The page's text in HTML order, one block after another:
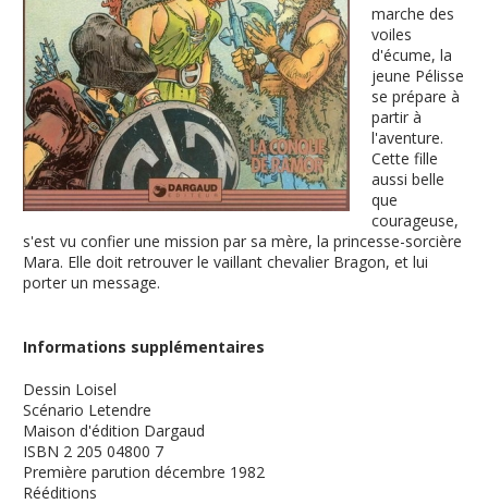
marche des
voiles
d'écume, la
jeune Pélisse
se prépare à
partir à
l'aventure.
Cette fille
aussi belle
que
courageuse,
s'est vu confier une mission par sa mère, la princesse-sorcière
Mara. Elle doit retrouver le vaillant chevalier Bragon, et lui
porter un message.
Informations supplémentaires
Dessin Loisel
Scénario Letendre
Maison d'édition Dargaud
ISBN 2 205 04800 7
Première parution décembre 1982
Rééditions